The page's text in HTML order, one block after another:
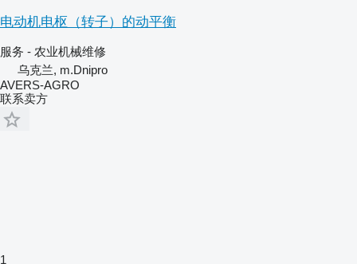
电动机电枢（转子）的动平衡
服务 - 农业机械维修
乌克兰, m.Dnipro
AVERS-AGRO
联系卖方
1